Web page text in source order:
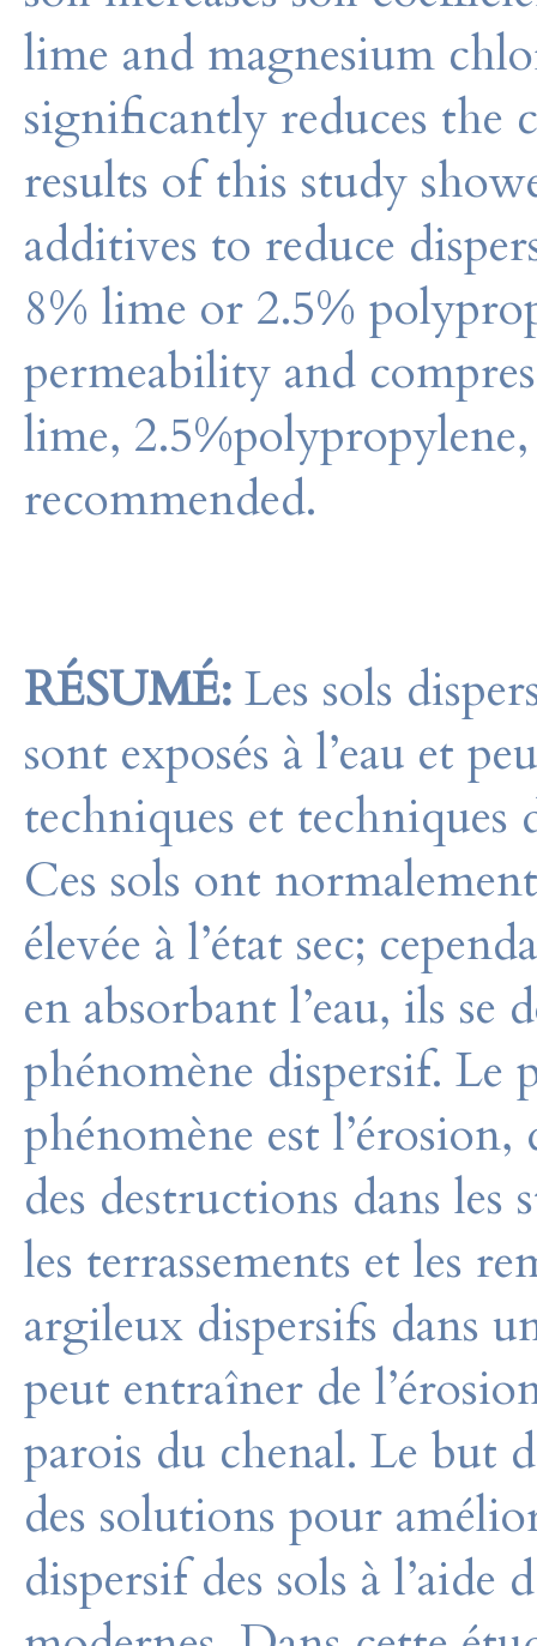
lime and magnesium
significantly reduces the
results of this study
additives to reduce
8% lime or 2.5%
permeability and
lime,
recommended.
RÉSUMÉ: Les sols
sont exposés à l’eau et
techniques et techniques
Ces sols ont
élevée à l’état sec;
en absorbant l’eau, ils se
phénomène dispersif. Le
phénomène est
des destructions dans
les terrassements et les
argileux dispersifs dans
peut entraîner de
parois du chenal. Le but
des solutions pour
dispersif des sols à